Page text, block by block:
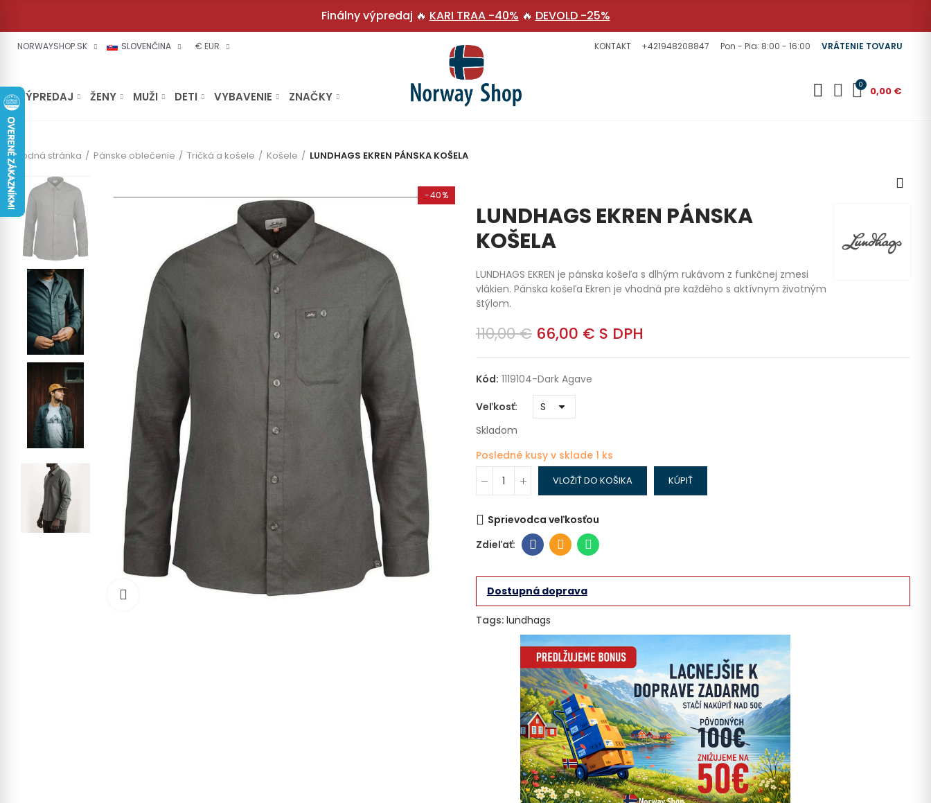
Finálny výpredaj 🔥 KARI TRAA -40% 🔥 DEVOLD -25%
NORWAYSHOP.SK SLOVENČINA € EUR KONTAKT +421948208847 Pon - Pia: 8:00 - 16:00 VRÁTENIE TOVARU
VÝPREDAJ ŽENY MUŽI DETI VYBAVENIE ZNAČKY
0 0,00 €
Úvodná stránka Pánske oblečenie Tričká a košele Košele LUNDHAGS EKREN PÁNSKA KOŠELA
-40%
Kliknite pre zväčšenie
LUNDHAGS EKREN PÁNSKA
KOŠELA
LUNDHAGS EKREN je pánska košeľa s dlhým rukávom z funkčnej zmesi
vlákien. Pánska košeľa Ekren je vhodná pre každého s aktívnym životným
štýlom.
110,00 € 66,00 € S DPH
Kód: 1119104-Dark Agave
Veľkosť
Skladom
Posledné kusy v sklade 1 ks
VLOŽIŤ DO KOŠIKA KÚPIŤ
Sprievodca veľkosťou
Dostupná doprava
Tags: lundhags